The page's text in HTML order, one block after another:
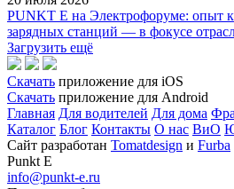
PUNKT E на Электрофоруме: опыт
зарядных станций — в фокусе
Загрузить ещё
Скачать приложение для iOS
Скачать приложение для Android
Главная Для водителей Для дома
Каталог Блог Контакты О нас ВиО
Сайт разработан Tomatdesign и Furba
Punkt E
info@punkt-e.ru